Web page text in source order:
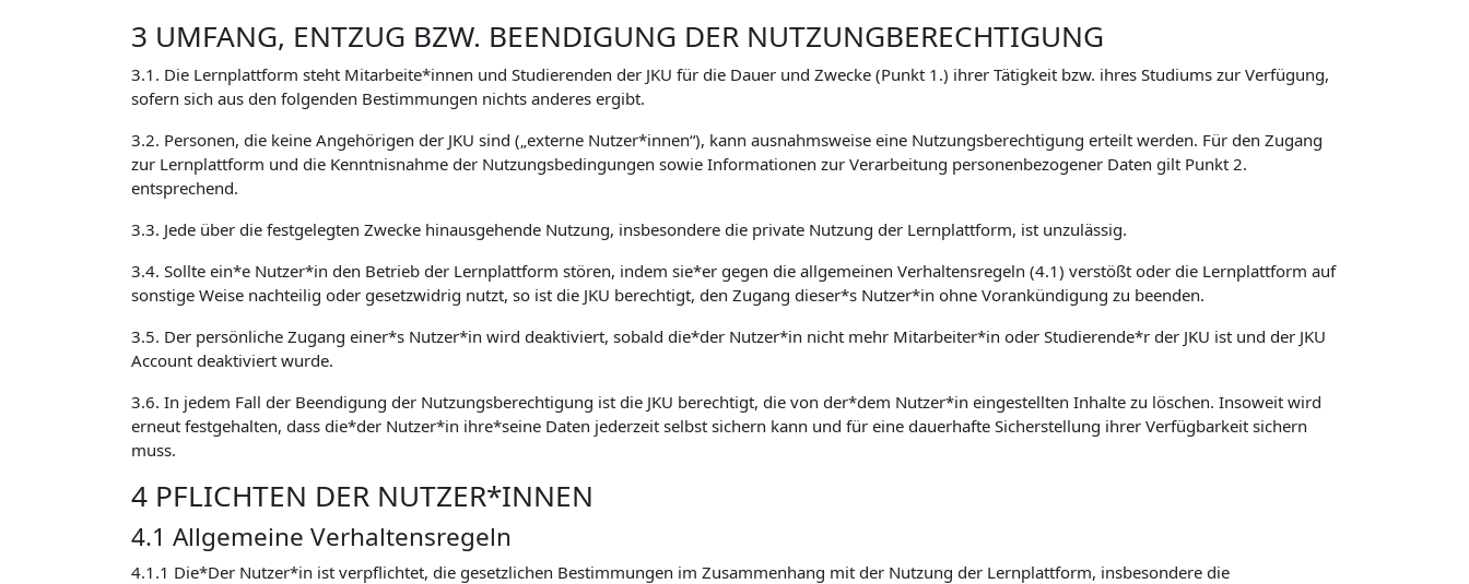
3 UMFANG, ENTZUG BZW. BEENDIGUNG DER NUTZUNGBERECHTIGUNG
3.1. Die Lernplattform steht Mitarbeite*innen und Studierenden der JKU für die Dauer und Zwecke (Punkt 1.) ihrer Tätigkeit bzw. ihres Studiums zur Verfügung,
sofern sich aus den folgenden Bestimmungen nichts anderes ergibt.
3.2. Personen, die keine Angehörigen der JKU sind („externe Nutzer*innen“), kann ausnahmsweise eine Nutzungsberechtigung erteilt werden. Für den Zugang
zur Lernplattform und die Kenntnisnahme der Nutzungsbedingungen sowie Informationen zur Verarbeitung personenbezogener Daten gilt Punkt 2.
entsprechend.
3.3. Jede über die festgelegten Zwecke hinausgehende Nutzung, insbesondere die private Nutzung der Lernplattform, ist unzulässig.
3.4. Sollte ein*e Nutzer*in den Betrieb der Lernplattform stören, indem sie*er gegen die allgemeinen Verhaltensregeln (4.1) verstößt oder die Lernplattform auf
sonstige Weise nachteilig oder gesetzwidrig nutzt, so ist die JKU berechtigt, den Zugang dieser*s Nutzer*in ohne Vorankündigung zu beenden.
3.5. Der persönliche Zugang einer*s Nutzer*in wird deaktiviert, sobald die*der Nutzer*in nicht mehr Mitarbeiter*in oder Studierende*r der JKU ist und der JKU
Account deaktiviert wurde.
3.6. In jedem Fall der Beendigung der Nutzungsberechtigung ist die JKU berechtigt, die von der*dem Nutzer*in eingestellten Inhalte zu löschen. Insoweit wird
erneut festgehalten, dass die*der Nutzer*in ihre*seine Daten jederzeit selbst sichern kann und für eine dauerhafte Sicherstellung ihrer Verfügbarkeit sichern
muss.
4 PFLICHTEN DER NUTZER*INNEN
4.1 Allgemeine Verhaltensregeln
4.1.1 Die*Der Nutzer*in ist verpflichtet, die gesetzlichen Bestimmungen im Zusammenhang mit der Nutzung der Lernplattform, insbesondere die